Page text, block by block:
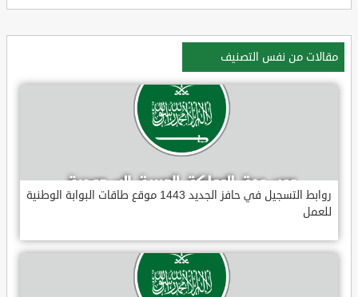
مقالات من نفس التصنيف
روابط التسجيل في حافز الجديد 1443 موقع طاقات البوابة الوطنية
للعمل